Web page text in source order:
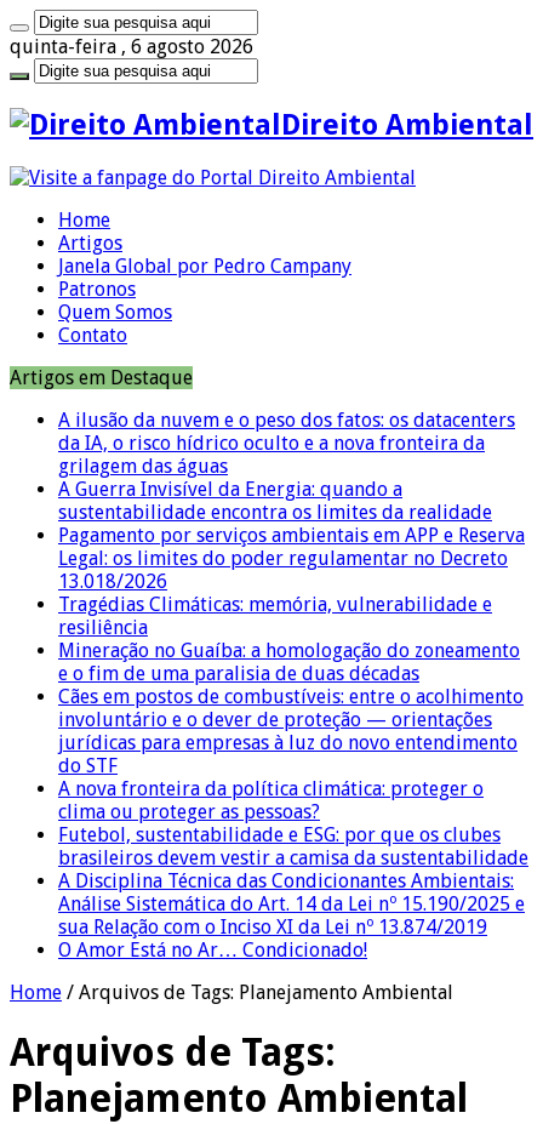
quinta-feira , 6 agosto 2026
Direito Ambiental
Home
Artigos
Janela Global por Pedro Campany
Patronos
Quem Somos
Contato
Artigos em Destaque
A ilusão da nuvem e o peso dos fatos: os datacenters
da IA, o risco hídrico oculto e a nova fronteira da
grilagem das águas
A Guerra Invisível da Energia: quando a
sustentabilidade encontra os limites da realidade
Pagamento por serviços ambientais em APP e Reserva
Legal: os limites do poder regulamentar no Decreto
13.018/2026
Tragédias Climáticas: memória, vulnerabilidade e
resiliência
Mineração no Guaíba: a homologação do zoneamento
e o fim de uma paralisia de duas décadas
Cães em postos de combustíveis: entre o acolhimento
involuntário e o dever de proteção — orientações
jurídicas para empresas à luz do novo entendimento
do STF
A nova fronteira da política climática: proteger o
clima ou proteger as pessoas?
Futebol, sustentabilidade e ESG: por que os clubes
brasileiros devem vestir a camisa da sustentabilidade
A Disciplina Técnica das Condicionantes Ambientais:
Análise Sistemática do Art. 14 da Lei nº 15.190/2025 e
sua Relação com o Inciso XI da Lei nº 13.874/2019
O Amor Está no Ar… Condicionado!
Home / Arquivos de Tags: Planejamento Ambiental
Arquivos de Tags:
Planejamento Ambiental